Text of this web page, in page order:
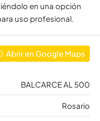
en una opción
uso profesional.
Abrir en Google Maps
BALCARCE AL 500
Rosario